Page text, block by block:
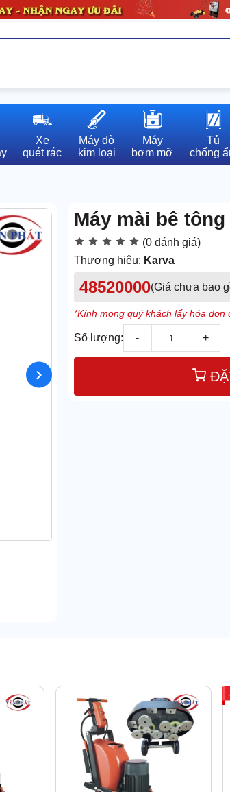
Xe
quét rác
Máy dò
kim loại
Máy
bơm mỡ
Tủ
chống
Máy mài bê
(0 đánh giá)
Thương hiệu: Karva
48520000(Giá chưa bao
*Kính mong quý khách lấy hóa
Số lượng: - +